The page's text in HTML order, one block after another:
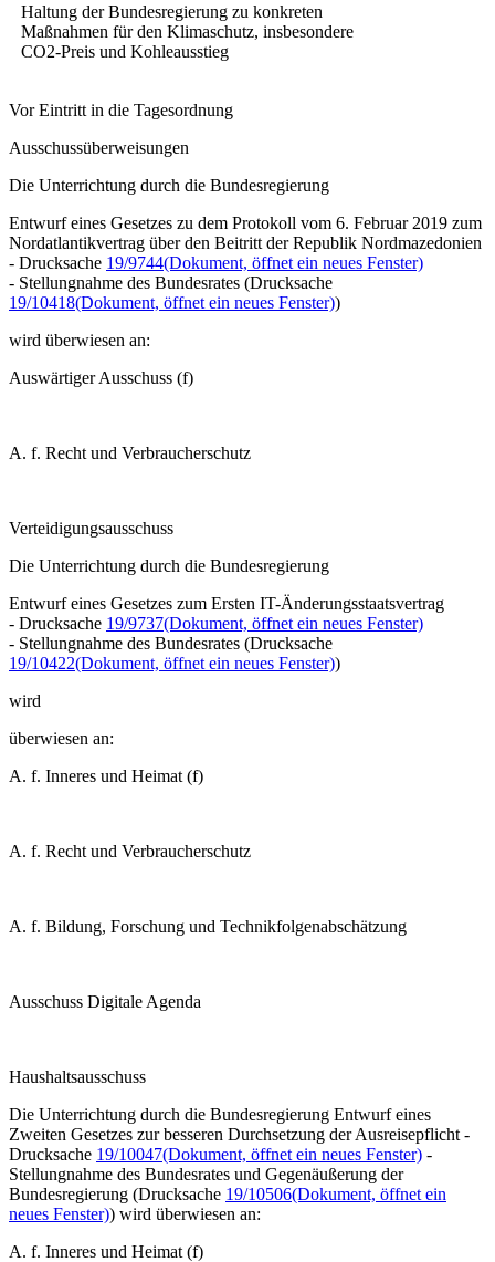
Haltung der Bundesregierung zu konkreten
Maßnahmen für den Klimaschutz, insbesondere
CO2-Preis und Kohleausstieg
Vor Eintritt in die Tagesordnung
Ausschussüberweisungen
Die Unterrichtung durch die Bundesregierung
Entwurf eines Gesetzes zu dem Protokoll vom 6. Februar 2019 zum
Nordatlantikvertrag über den Beitritt der Republik Nordmazedonien
- Drucksache 19/9744(Dokument, öffnet ein neues Fenster)
- Stellungnahme des Bundesrates (Drucksache
19/10418(Dokument, öffnet ein neues Fenster))
wird überwiesen an:
Auswärtiger Ausschuss (f)
A. f. Recht und Verbraucherschutz
Verteidigungsausschuss
Die Unterrichtung durch die Bundesregierung
Entwurf eines Gesetzes zum Ersten IT-Änderungsstaatsvertrag
- Drucksache 19/9737(Dokument, öffnet ein neues Fenster)
- Stellungnahme des Bundesrates (Drucksache
19/10422(Dokument, öffnet ein neues Fenster))
wird
überwiesen an:
A. f. Inneres und Heimat (f)
A. f. Recht und Verbraucherschutz
A. f. Bildung, Forschung und Technikfolgenabschätzung
Ausschuss Digitale Agenda
Haushaltsausschuss
Die Unterrichtung durch die Bundesregierung Entwurf eines
Zweiten Gesetzes zur besseren Durchsetzung der Ausreisepflicht -
Drucksache 19/10047(Dokument, öffnet ein neues Fenster) -
Stellungnahme des Bundesrates und Gegenäußerung der
Bundesregierung (Drucksache 19/10506(Dokument, öffnet ein
neues Fenster)) wird überwiesen an:
A. f. Inneres und Heimat (f)